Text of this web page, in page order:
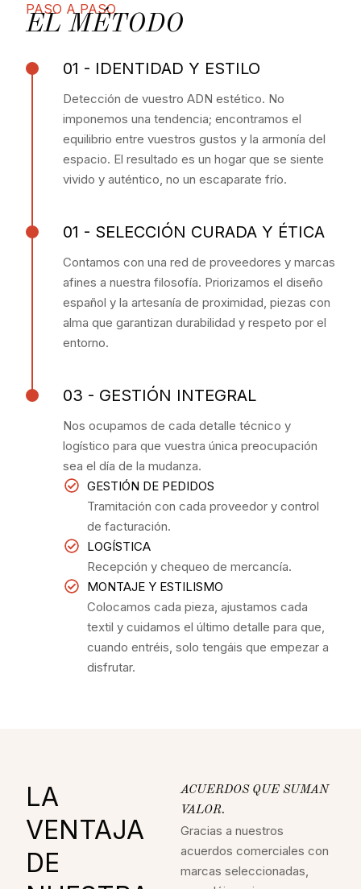
PASO A PASO
EL MÉTODO
01 - IDENTIDAD Y ESTILO
Detección de vuestro ADN estético. No
imponemos una tendencia; encontramos el
equilibrio entre vuestros gustos y la armonía del
espacio. El resultado es un hogar que se siente
vivido y auténtico, no un escaparate frío.
01 - SELECCIÓN CURADA Y ÉTICA
Contamos con una red de proveedores y marcas
afines a nuestra filosofía. Priorizamos el diseño
español y la artesanía de proximidad, piezas con
alma que garantizan durabilidad y respeto por el
entorno.
03 - GESTIÓN INTEGRAL
Nos ocupamos de cada detalle técnico y
logístico para que vuestra única preocupación
sea el día de la mudanza.
GESTIÓN DE PEDIDOS
Tramitación con cada proveedor y control
de facturación.
LOGÍSTICA
Recepción y chequeo de mercancía.
MONTAJE Y ESTILISMO
Colocamos cada pieza, ajustamos cada
textil y cuidamos el último detalle para que,
cuando entréis, solo tengáis que empezar a
disfrutar.
LA
VENTAJA
DE
ACUERDOS QUE SUMAN
VALOR.
Gracias a nuestros
acuerdos comerciales con
marcas seleccionadas,